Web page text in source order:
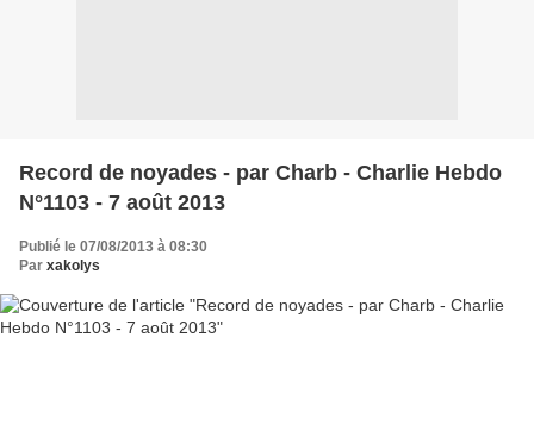
Record de noyades - par Charb - Charlie Hebdo
N°1103 - 7 août 2013
Publié le 07/08/2013 à 08:30
Par xakolys